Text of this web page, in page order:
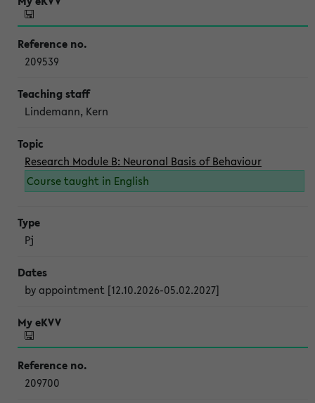
209539
Lindemann, Kern
Research Module B: Neuronal Basis of Behaviour
Course taught in English
Pj
by appointment [12.10.2026-05.02.2027]
209700